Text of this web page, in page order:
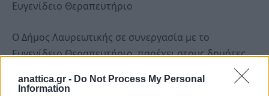
anattica.gr - Do Not Process My Personal
Information
Ευγενίδειο Θεραπευτήριο
Ο Δήμος Λαυρεωτικής σε συνεργασία με το
Ευγενίδειο Θεραπευτήριο, παρέχει στους δημότες
και τις γυναίκες υπαλλήλους του Δήμου μας ένα
ειδικό πακέτο προληπτικού ελέγχου μαστού.